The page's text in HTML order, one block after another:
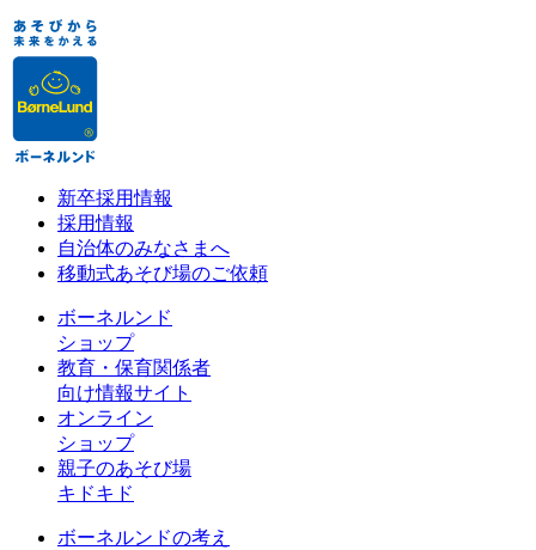
新卒採用情報
採用情報
自治体のみなさまへ
移動式あそび場のご依頼
ボーネルンド
ショップ
教育・保育関係者
向け情報サイト
オンライン
ショップ
親子のあそび場
キドキド
ボーネルンドの考え